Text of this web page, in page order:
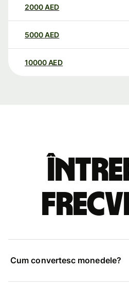
2000AED
5000AED
10000 AED
Cum convertesc monedele?